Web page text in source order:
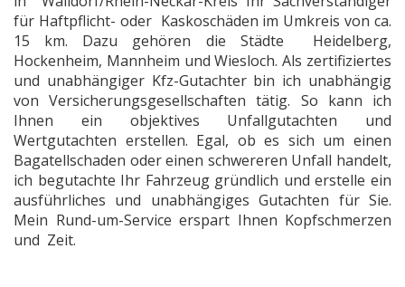
Sachverständigenbüro Oliver Margraf
Sachverständigenbüro Rolf Tuchel
Kfz.-Sachverständigenbüro Guck
Immobilienbewertung Rachor
Lars Kuntz Sachverständiger
Sachverständiger für Schäden an und durch
Sachverständigenbüro Uwe Zierold
OK-Technik Sachverständigen- und
für Haftpflicht- oder Kaskoschäden im Umkreis von ca.
15 km. Dazu gehören die Städte Heidelberg,
Hockenheim, Mannheim und Wiesloch. Als zertifiziertes
und unabhängiger Kfz-Gutachter bin ich unabhängig
von Versicherungsgesellschaften tätig. So kann ich
Ihnen ein objektives Unfallgutachten und
Wertgutachten erstellen. Egal, ob es sich um einen
Bagatellschaden oder einen schwereren Unfall handelt,
ich begutachte Ihr Fahrzeug gründlich und erstelle ein
ausführliches und unabhängiges Gutachten für Sie.
Mein Rund-um-Service erspart Ihnen Kopfschmerzen
und Zeit.